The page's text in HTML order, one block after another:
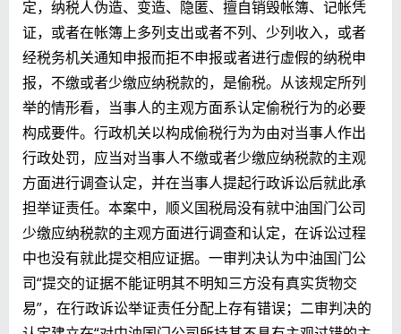
定，纳税人伪造、变造、隐匿、擅自销毁帐簿、记帐凭
证，或者在帐簿上多列支出或者不列、少列收入，或者
经税务机关通知申报而拒不申报或者进行虚假的纳税申
报，不缴或者少缴应纳税款的，是偷税。从该规定所列
举的情形看，当事人的主观方面系认定偷税行为的必要
构成要件。行政机关以构成偷税行为为由对当事人作出
行政处罚，应当对当事人不缴或者少缴应纳税款的主观
方面进行调查认定，并在当事人提起行政诉讼后就此承
担举证责任。本案中，顺义国税局没有就中油国门公司
少缴应纳税款的主观方面进行调查和认定，在诉讼过程
中也没有就此提交相应证据。一审判决认为中油国门公
司“提交的证据不能证明其不明知三方没有真实货物交
易”，在行政诉讼举证责任分配上存有错误；二审判决的